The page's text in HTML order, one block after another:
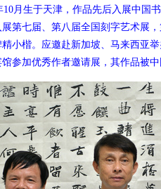
10月生于天津，作品先后入展中国
第七届、第八届全国刻字艺术展
小楷。应邀赴新加坡、马来西亚
参加优秀作者邀请展，其作品被中